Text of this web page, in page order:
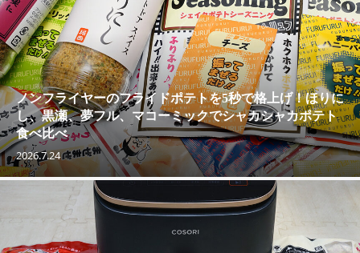
ノンフライヤーのフライドポテトを5秒で格上げ！ほりに
し、黒瀬、夢フル、マコーミックでシャカシャカポテト
食べ比べ
2026.7.24